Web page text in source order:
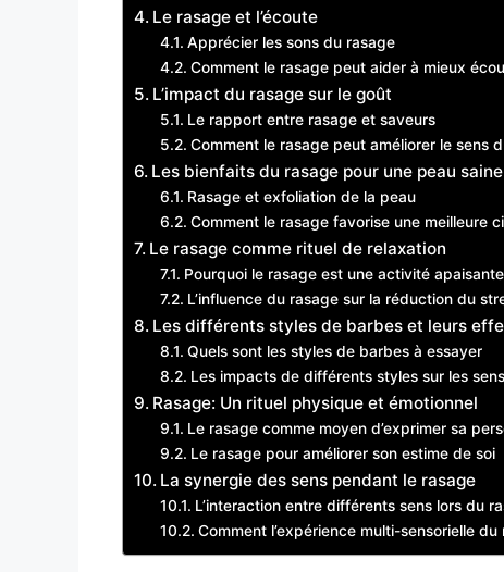
Le rasage et l’écoute
Apprécier les sons du rasage
Comment le rasage peut aider à mieux
L’impact du rasage sur le goût
Le rapport entre rasage et saveurs
Comment le rasage peut améliorer le sens
Les bienfaits du rasage pour une peau saine
Rasage et exfoliation de la peau
Comment le rasage favorise une meilleure
Le rasage comme rituel de relaxation
Pourquoi le rasage est une activité apaisante
L’influence du rasage sur la réduction du
Les différents styles de barbes et leurs
Quels sont les styles de barbes à essayer
Les impacts de différents styles sur les sens
Rasage: Un rituel physique et émotionnel
Le rasage comme moyen d’exprimer sa
Le rasage pour améliorer son estime de soi
La synergie des sens pendant le rasage
L’interaction entre différents sens lors du
Comment l’expérience multi-sensorielle